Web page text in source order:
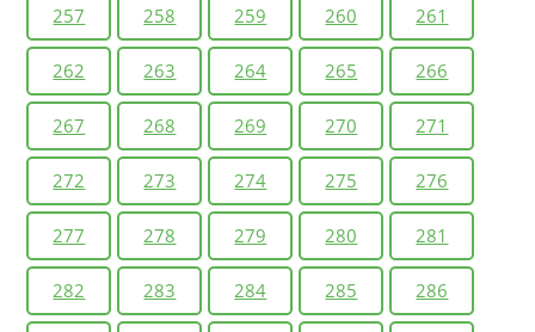
257 258 259 260 261
262 263 264 265 266
267 268 269 270 271
272 273 274 275 276
277 278 279 280 281
282 283 284 285 286